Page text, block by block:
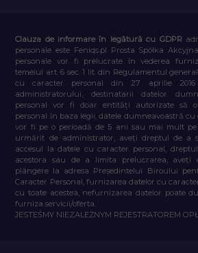
Clauza de informare în legătură cu GDPR
personale este Feniqs.pl Prosta Spółka
personale vor fi prelucrate în vederea
temeiul art. 6 sec. 1 lit. din Regulamentul
cu caracter personal din 27 aprilie
administratorului, destinatarii datelor
personal vor fi doar entități autorizate să
personal în baza legii, datele dumneavoastră
vor fi pe o perioadă de 5 ani sau mai mult
urmărit de administrator, aveți dreptul de a
accesul la datele cu caracter personal,
acestora sau de a limita prelucrarea,
plângere la adresa Președintelui Biroului
Caracter Personal, furnizarea datelor cu
cu toate acestea, nefurnizarea datelor poate
furniza servicii/oferta.
JESTEŚMY NIEZALEŻNYM REJESTRATOREM